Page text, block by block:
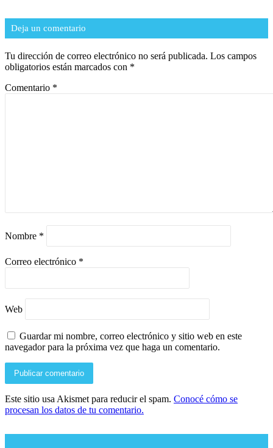
Deja un comentario
Tu dirección de correo electrónico no será publicada. Los campos
obligatorios están marcados con *
Comentario *
Nombre *
Correo electrónico *
Web
Guardar mi nombre, correo electrónico y sitio web en este
navegador para la próxima vez que haga un comentario.
Este sitio usa Akismet para reducir el spam. Conocé cómo se
procesan los datos de tu comentario.